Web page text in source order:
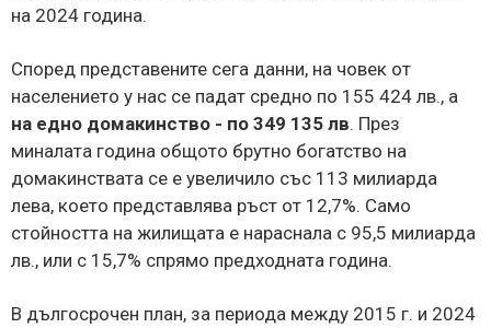
на 2024 година.
Според представените сега данни, на човек от
населението у нас се падат средно по 155 424 лв., а
на едно домакинство - по 349 135 лв. През
миналата година общото брутно богатство на
домакинствата се е увеличило със 113 милиарда
лева, което представлява ръст от 12,7%. Само
стойността на жилищата е нараснала с 95,5 милиарда
лв., или с 15,7% спрямо предходната година.
В дългосрочен план, за периода между 2015 г. и 2024